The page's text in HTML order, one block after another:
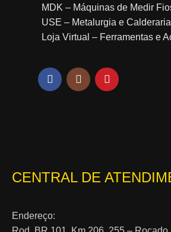
MDK – Máquinas de Medir
USE – Metalurgia e Calderaria
Loja Virtual – Ferramentas e
CENTRAL DE
Endereço: